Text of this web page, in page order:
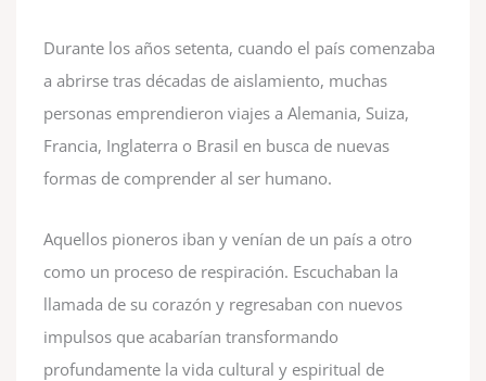
Durante los años setenta, cuando el país comenzaba
a abrirse tras décadas de aislamiento, muchas
personas emprendieron viajes a Alemania, Suiza,
Francia, Inglaterra o Brasil en busca de nuevas
formas de comprender al ser humano.
Aquellos pioneros iban y venían de un país a otro
como un proceso de respiración. Escuchaban la
llamada de su corazón y regresaban con nuevos
impulsos que acabarían transformando
profundamente la vida cultural y espiritual de